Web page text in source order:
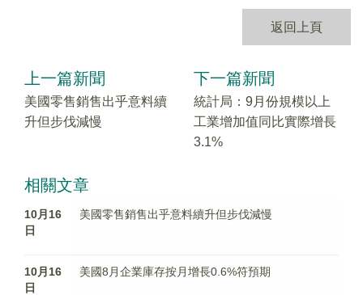
返回上頁
上一篇新聞
美國零售銷售出乎意料續
升但步伐減慢
下一篇新聞
統計局：9月份規模以上
工業增加值同比實際增長
3.1%
相關文章
10月16
日
美國零售銷售出乎意料續升但步伐減慢
10月16
日
美國8月企業庫存按月增長0.6%符預期